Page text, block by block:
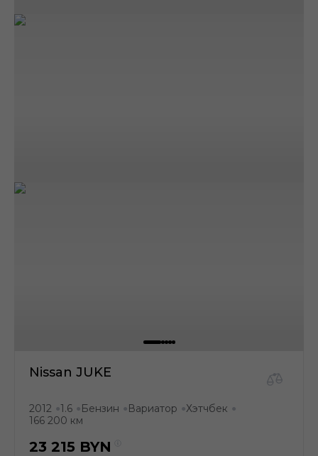
Nissan JUKE
2012 ●1.6 ● Бензин ● Вариатор ●Хэтчбек ●
166 200 км
23 215 BYN